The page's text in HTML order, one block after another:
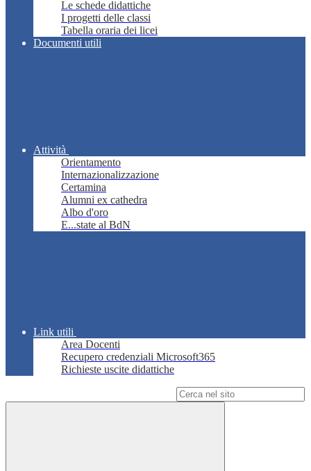
Le schede didattiche
I progetti delle classi
Tabella oraria dei licei
Documenti utili
Attività
Orientamento
Internazionalizzazione
Certamina
Alumni ex cathedra
Albo d'oro
E...state al BdN
Link utili
Area Docenti
Recupero credenziali Microsoft365
Richieste uscite didattiche